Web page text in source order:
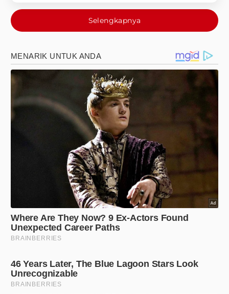
Selengkapnya